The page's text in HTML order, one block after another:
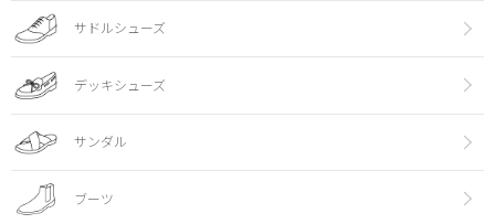
サドルシューズ
デッキシューズ
サンダル
ブーツ